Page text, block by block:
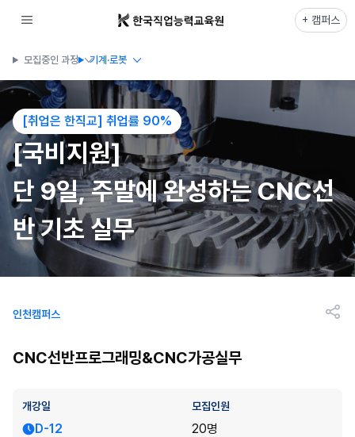
+ 캠퍼스
모집중인 과정 기계·로봇
[취업은 한직교] 취업률 90%
[국비지원]
단 9일, 주말에 완성하는 CNC선
반 기초 실무
인천캠퍼스
CNC선반프로그래밍&CNC가공실무
개강일
D-12
모집인원
20명